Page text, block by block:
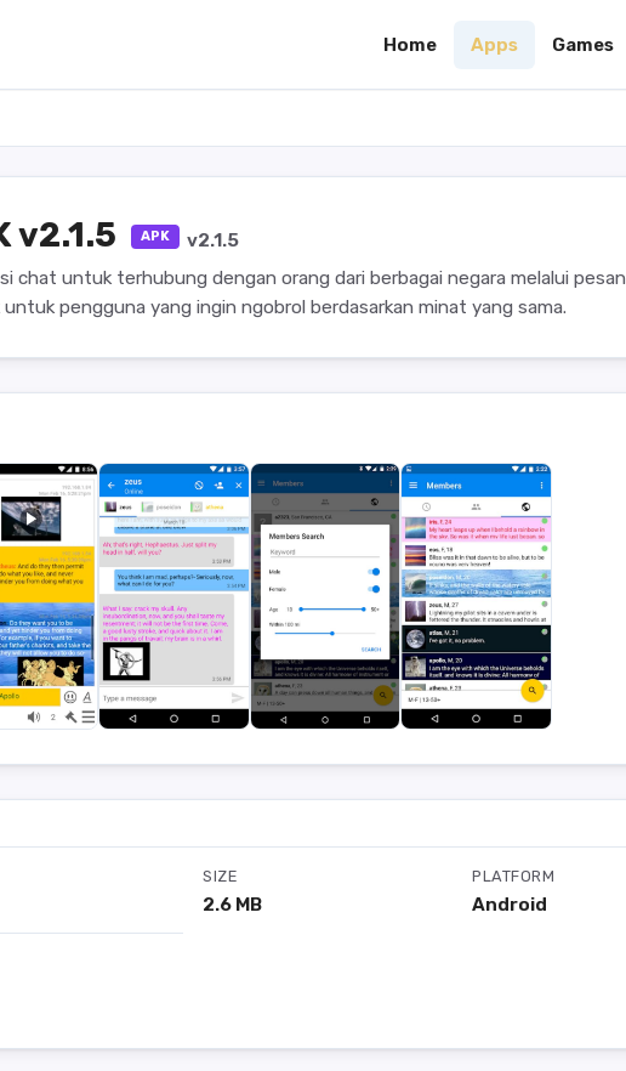
Home Apps Games
v2.1.5 APK
v2.1.5
chat untuk terhubung dengan orang dari berbagai negara melalui pesan
pengguna yang ingin ngobrol berdasarkan minat yang sama.
SIZE
2.6 MB
PLATFORM
Android